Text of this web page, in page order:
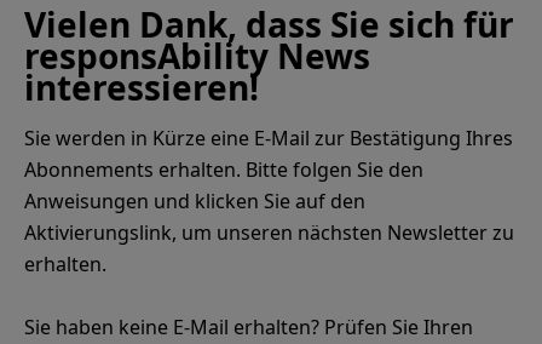
Vielen Dank, dass Sie sich für
responsAbility News
interessieren!
Sie werden in Kürze eine E-Mail zur Bestätigung Ihres
Abonnements erhalten. Bitte folgen Sie den
Anweisungen und klicken Sie auf den
Aktivierungslink, um unseren nächsten Newsletter zu
erhalten.
Sie haben keine E-Mail erhalten? Prüfen Sie Ihren